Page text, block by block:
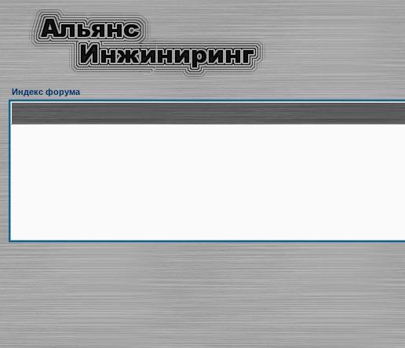
Индекс форума